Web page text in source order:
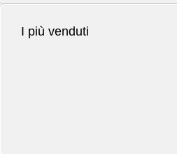
I più venduti